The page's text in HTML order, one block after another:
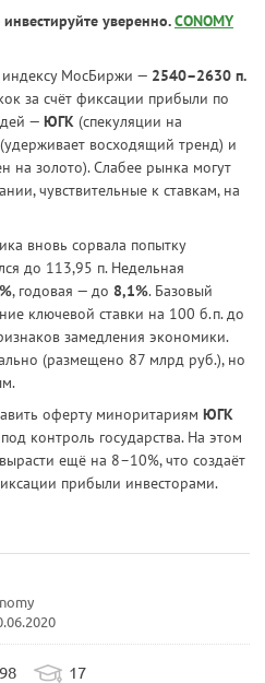
уверенно.CONOMY
индексу МосБиржи — 2540–2630 п.
за счёт фиксации прибыли по
— ЮГК (спекуляции на
(удерживает восходящий тренд) и
на золото). Слабее рынка могут
чувствительные к ставкам, на
вновь сорвала попытку
до 113,95 п. Недельная
, годовая — до 8,1%. Базовый
ключевой ставки на 100 б.п. до
замедления экономики.
(размещено 87 млрд руб.), но
оферту миноритариям ЮГК
контроль государства. На этом
ещё на 8–10%, что создаёт
прибыли инвесторами.
17